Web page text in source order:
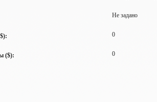
Не задано
0
($): 0